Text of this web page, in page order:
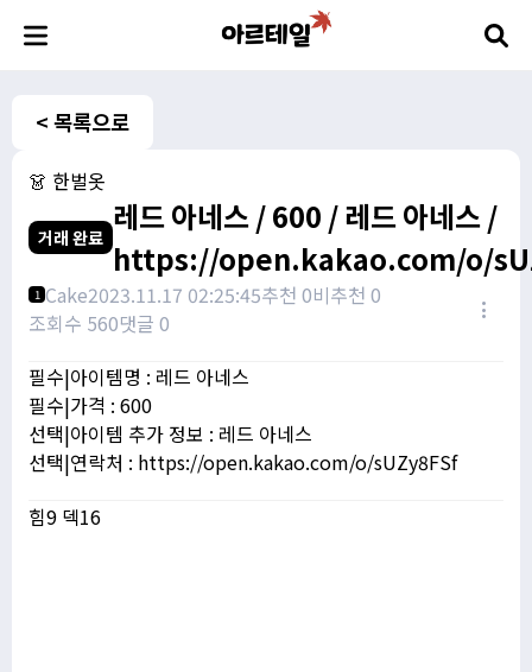
< 목록으로
👗 한벌옷
거래 완료
레드 아네스 / 600 / 레드 아네스 /
https://open.kakao.com/o/
1 Cake2023.11.17 02:25:45추천 0비추천 0
조회수 560댓글 0
필수|아이템명 : 레드 아네스
필수|가격 : 600
선택|아이템 추가 정보 : 레드 아네스
선택|연락처 : https://open.kakao.com/o/sUZy8FSf
힘9 덱16